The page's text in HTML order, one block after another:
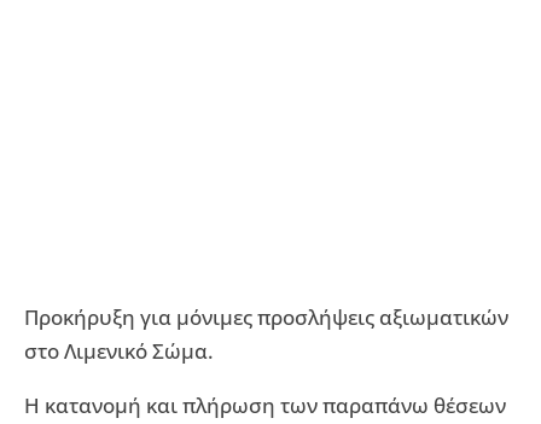
Προκήρυξη για μόνιμες προσλήψεις αξιωματικών
στο Λιμενικό Σώμα.
Η κατανομή και πλήρωση των παραπάνω θέσεων